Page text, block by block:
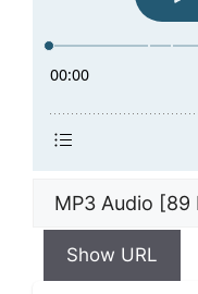
Show URL